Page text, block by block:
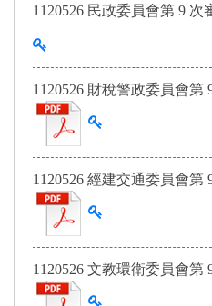
1120526 民政委員會第 9 次
1120526 財稅警政委員會第
1120526 經建交通委員會第
1120526 文教環衛委員會第